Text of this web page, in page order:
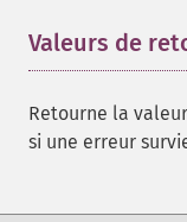
Valeurs de
Retourne la
si une erreur